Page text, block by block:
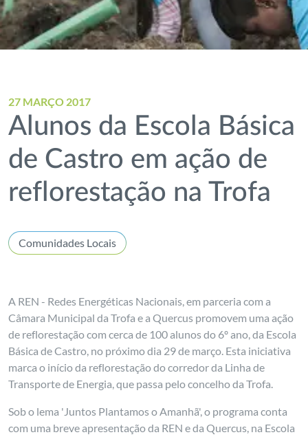
27 MARÇO 2017
Alunos da Escola Básica
de Castro em ação de
reflorestação na Trofa
Comunidades Locais
A REN - Redes Energéticas Nacionais, em parceria com a
Câmara Municipal da Trofa e a Quercus promovem uma ação
de reflorestação com cerca de 100 alunos do 6º ano, da Escola
Básica de Castro, no próximo dia 29 de março. Esta iniciativa
marca o início da reflorestação do corredor da Linha de
Transporte de Energia, que passa pelo concelho da Trofa.
Sob o lema 'Juntos Plantamos o Amanhã', o programa conta
com uma breve apresentação da REN e da Quercus, na Escola